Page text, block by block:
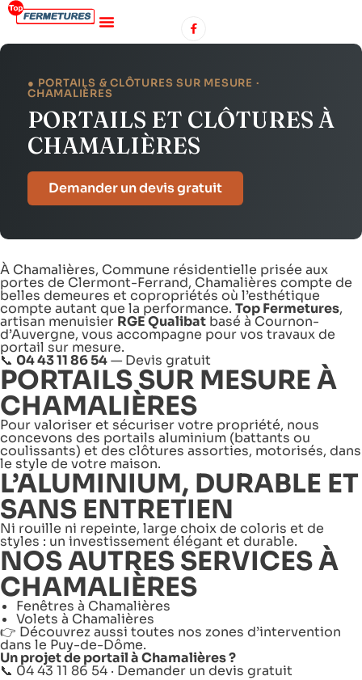
● PORTAILS & CLÔTURES SUR MESURE ·
CHAMALIÈRES
PORTAILS ET CLÔTURES À
CHAMALIÈRES
Demander un devis gratuit
À Chamalières, Commune résidentielle prisée aux
portes de Clermont-Ferrand, Chamalières compte de
belles demeures et copropriétés où l’esthétique
compte autant que la performance. Top Fermetures,
artisan menuisier RGE Qualibat basé à Cournon-
d’Auvergne, vous accompagne pour vos travaux de
portail sur mesure.
📞 04 43 11 86 54— Devis gratuit
PORTAILS SUR MESURE À
CHAMALIÈRES
Pour valoriser et sécuriser votre propriété, nous
concevons des portails aluminium (battants ou
coulissants) et des clôtures assorties, motorisés, dans
le style de votre maison.
L’ALUMINIUM, DURABLE ET
SANS ENTRETIEN
Ni rouille ni repeinte, large choix de coloris et de
styles : un investissement élégant et durable.
NOS AUTRES SERVICES À
CHAMALIÈRES
Fenêtres à Chamalières
Volets à Chamalières
👉 Découvrez aussi toutes nos zones d’intervention
dans le Puy-de-Dôme.
Un projet de portail à Chamalières ?
📞 04 43 11 86 54 · Demander un devis gratuit